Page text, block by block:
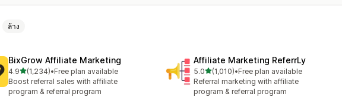
ล้าง
BixGrow Affiliate Marketing
4.9เต็ม 5 ดาว
(1,234)
ทั้งหมด 1234 รีวิว
•Free plan available
Boost referral sales with affiliate
program & referral program
Affiliate Marketing ReferrLy
5.0เต็ม 5 ดาว
(1,010)
ทั้งหมด 1010 รีวิว
•Free plan available
Referral marketing with affiliate
program & referral program